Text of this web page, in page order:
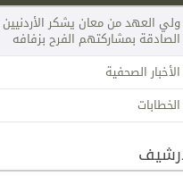
ولي العهد من معان يشكر
الصادقة بمشاركتهم الفرح بزفافه
الأخبار الصحفية
الخطابات